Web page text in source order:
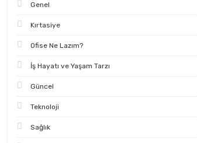
Genel
Kırtasiye
Ofise Ne Lazım?
İş Hayatı ve Yaşam Tarzı
Güncel
Teknoloji
Sağlık